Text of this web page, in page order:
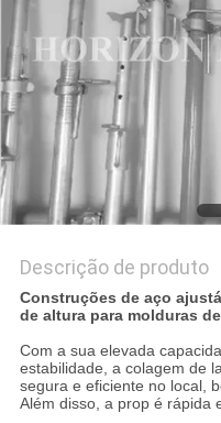
Descrição de produto
Construções de aço
de altura para molduras
Com a sua elevada
estabilidade, a colagem de
segura e eficiente no local,
Além disso, a prop é rápida